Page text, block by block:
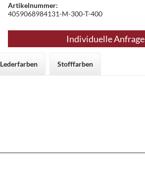
Artikelnummer:
4059068984131-M-300-T-400
Individuelle Anfrage
Lederfarben Stofffarben